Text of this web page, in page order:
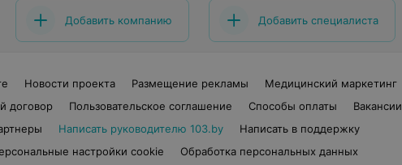
Добавить компанию Добавить специалиста
Новости проекта Размещение рекламы
Медицинский маркетинг
договор
Пользовательское соглашение Способы оплаты
Вакансии
Написать руководителю 103.by
Написать в поддержку
настройки cookie
Обработка персональных данных